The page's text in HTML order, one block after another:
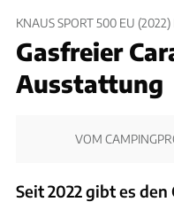
KNAUS SPORT 500 EU (2022)
Gasfreier
Ausstattung
VOM
Seit 2022 gibt es